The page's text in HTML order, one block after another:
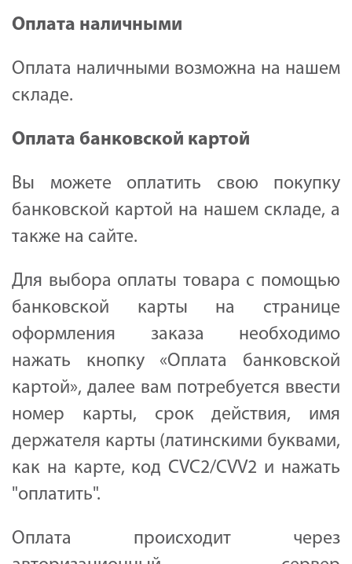
Оплата наличными
Оплата наличными возможна на нашем
складе.
Оплата банковской картой
Вы можете оплатить свою покупку
банковской картой на нашем складе, а
также на сайте.
Для выбора оплаты товара с помощью
банковской карты на странице
оформления заказа необходимо
нажать кнопку «Оплата банковской
картой», далее вам потребуется ввести
номер карты, срок действия, имя
держателя карты (латинскими буквами,
как на карте, код CVC2/CVV2 и нажать
"оплатить".
Оплата происходит через